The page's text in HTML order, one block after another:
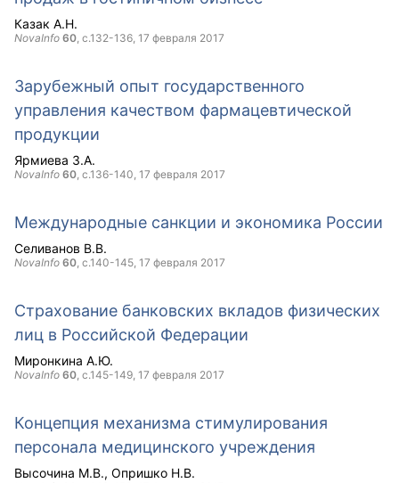
Казак А.Н.
NovaInfo 60, с.132-136, 17 февраля 2017
Зарубежный опыт государственного
управления качеством фармацевтической
продукции
Ярмиева З.А.
NovaInfo 60, с.136-140, 17 февраля 2017
Международные санкции и экономика России
Селиванов В.В.
NovaInfo 60, с.140-145, 17 февраля 2017
Страхование банковских вкладов физических
лиц в Российской Федерации
Миронкина А.Ю.
NovaInfo 60, с.145-149, 17 февраля 2017
Концепция механизма стимулирования
персонала медицинского учреждения
Высочина М.В. Опришко Н.В.